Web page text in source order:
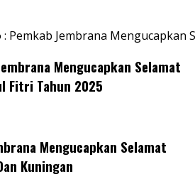
Pemkab Jembrana Mengucapkan
Mengucapkan Selamat
Fitri Tahun 2025
Mengucapkan Selamat
Kuningan